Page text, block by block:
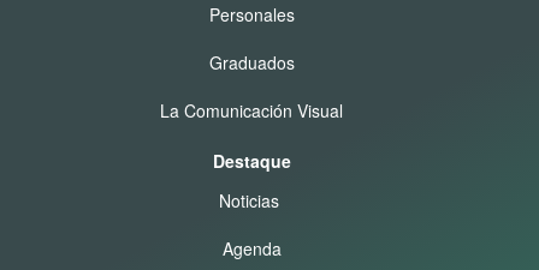
Personales
Graduados
La Comunicación Visual
Destaque
Noticias
Agenda